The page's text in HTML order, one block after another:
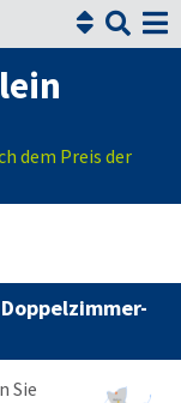


dem Preis der
Sie